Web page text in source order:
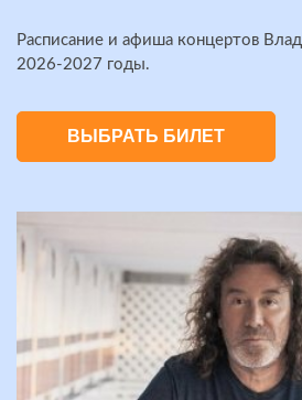
Расписание и афиша концертов
2026-2027 годы.
ВЫБРАТЬ БИЛЕТ